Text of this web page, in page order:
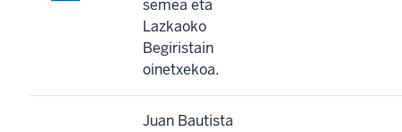
semea eta
Lazkaoko
Begiristain
oinetxekoa.
Juan Bautista